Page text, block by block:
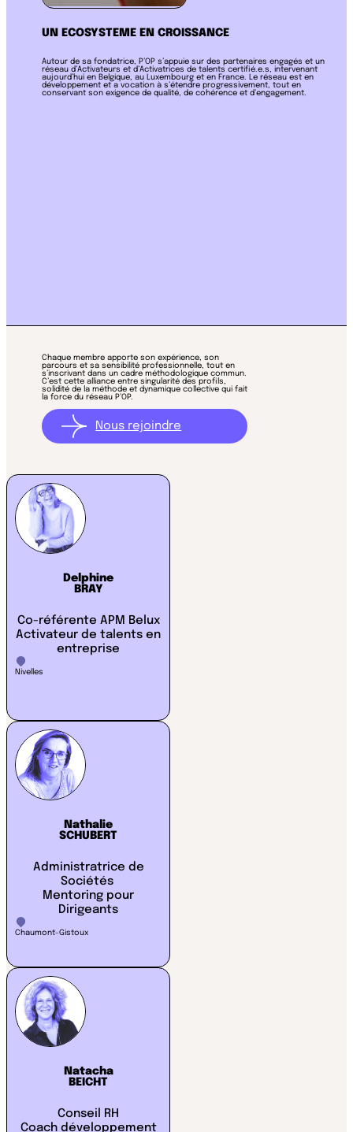
UN ECOSYSTEME EN CROISSANCE
Autour de sa fondatrice, P’OP s’appuie sur des partenaires engagés et un
réseau d’Activateurs et d’Activatrices de talents certifié.e.s, intervenant
aujourd’hui en Belgique, au Luxembourg et en France. Le réseau est en
développement et a vocation à s’étendre progressivement, tout en
conservant son exigence de qualité, de cohérence et d’engagement.
Chaque membre apporte son expérience, son
parcours et sa sensibilité professionnelle, tout en
s’inscrivant dans un cadre méthodologique commun.
C’est cette alliance entre singularité des profils,
solidité de la méthode et dynamique collective qui fait
la force du réseau P’OP.
Nous rejoindre
Delphine
BRAY
Co-référente APM Belux
Activateur de talents en
entreprise
Nivelles
Nathalie
SCHUBERT
Administratrice de
Sociétés
Mentoring pour
Dirigeants
Chaumont-Gistoux
Natacha
BEICHT
Conseil RH
Coach développement